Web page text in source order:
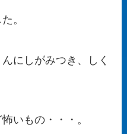
。
にしがみつき、しく
いもの・・・。